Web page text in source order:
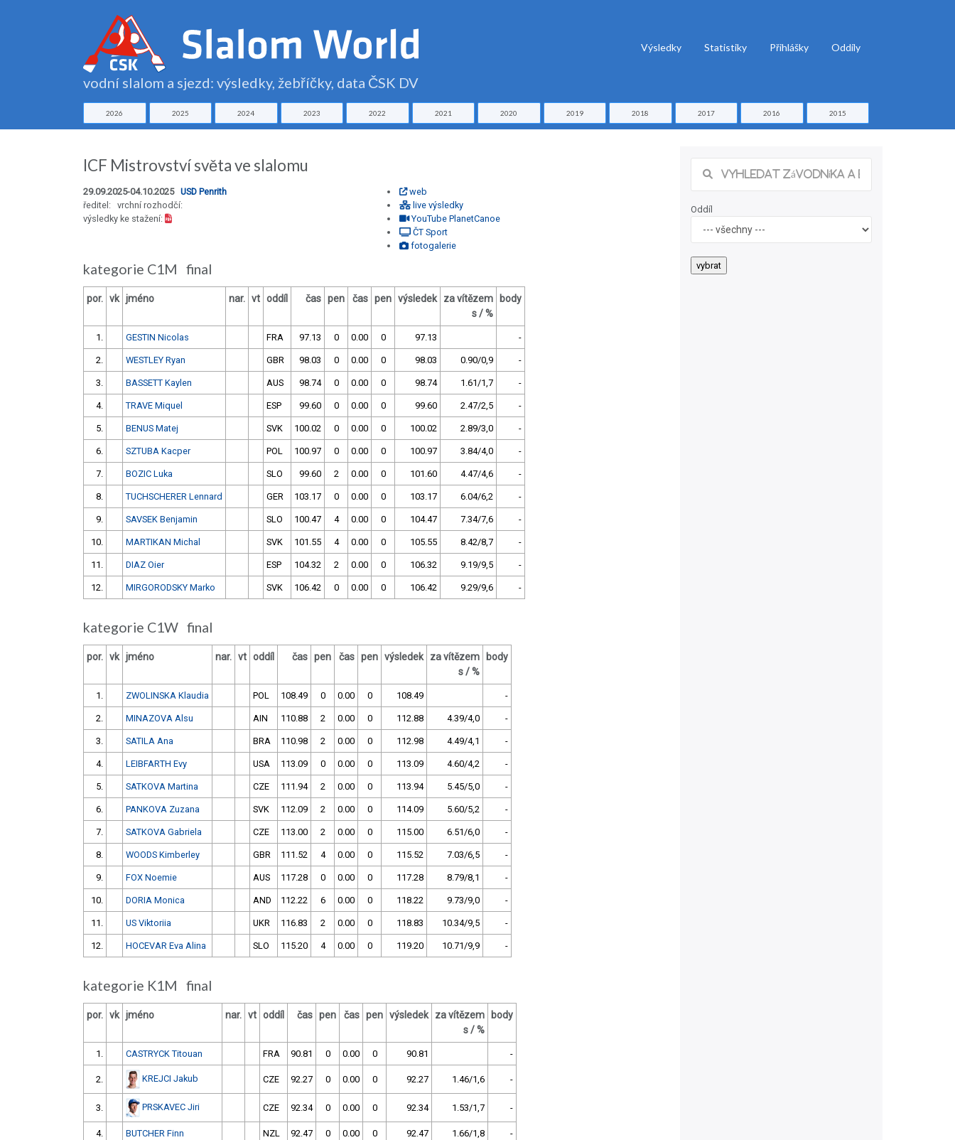
vodní slalom a sjezd: výsledky, žebříčky, data ČSK DV
Výsledky Statistiky Přihlášky Oddíly
2026 2025 2024 2023 2022 2021 2020 2019 2018 2017 2016 2015
ICF Mistrovství světa ve slalomu
29.09.2025-04.10.2025 USD Penrith
ředitel: vrchní rozhodčí:
výsledky ke stažení:
web
live výsledky
YouTube PlanetCanoe
ČT Sport
fotogalerie
kategorie C1M final
por. vk jméno nar. vt oddíl čas pen čas pen výsledek
za vítězem
s / %
body
1. GESTIN Nicolas FRA 97.13 0 0.00 0 97.13 -
2. WESTLEY Ryan GBR 98.03 0 0.00 0 98.03 0.90/0,9 -
3. BASSETT Kaylen AUS 98.74 0 0.00 0 98.74 1.61/1,7 -
4. TRAVE Miquel ESP 99.60 0 0.00 0 99.60 2.47/2,5 -
5. BENUS Matej SVK 100.02 0 0.00 0 100.02 2.89/3,0 -
6. SZTUBA Kacper POL 100.97 0 0.00 0 100.97 3.84/4,0 -
7. BOZIC Luka SLO 99.60 2 0.00 0 101.60 4.47/4,6 -
8. TUCHSCHERER Lennard GER 103.17 0 0.00 0 103.17 6.04/6,2 -
9. SAVSEK Benjamin SLO 100.47 4 0.00 0 104.47 7.34/7,6 -
10. MARTIKAN Michal SVK 101.55 4 0.00 0 105.55 8.42/8,7 -
11. DIAZ Oier ESP 104.32 2 0.00 0 106.32 9.19/9,5 -
12. MIRGORODSKY Marko SVK 106.42 0 0.00 0 106.42 9.29/9,6 -
kategorie C1W final
por. vk jméno nar. vt oddíl čas pen čas pen výsledek
za vítězem
s / %
body
1. ZWOLINSKA Klaudia POL 108.49 0 0.00 0 108.49 -
2. MINAZOVA Alsu AIN 110.88 2 0.00 0 112.88 4.39/4,0 -
3. SATILA Ana BRA 110.98 2 0.00 0 112.98 4.49/4,1 -
4. LEIBFARTH Evy USA 113.09 0 0.00 0 113.09 4.60/4,2 -
5. SATKOVA Martina CZE 111.94 2 0.00 0 113.94 5.45/5,0 -
6. PANKOVA Zuzana SVK 112.09 2 0.00 0 114.09 5.60/5,2 -
7. SATKOVA Gabriela CZE 113.00 2 0.00 0 115.00 6.51/6,0 -
8. WOODS Kimberley GBR 111.52 4 0.00 0 115.52 7.03/6,5 -
9. FOX Noemie AUS 117.28 0 0.00 0 117.28 8.79/8,1 -
10. DORIA Monica AND 112.22 6 0.00 0 118.22 9.73/9,0 -
11. US Viktoriia UKR 116.83 2 0.00 0 118.83 10.34/9,5 -
12. HOCEVAR Eva Alina SLO 115.20 4 0.00 0 119.20 10.71/9,9 -
kategorie K1M final
por. vk jméno nar. vt oddíl čas pen čas pen výsledek
za vítězem
s / %
body
1. CASTRYCK Titouan FRA 90.81 0 0.00 0 90.81 -
2. KREJCI Jakub CZE 92.27 0 0.00 0 92.27 1.46/1,6 -
3. PRSKAVEC Jiri CZE 92.34 0 0.00 0 92.34 1.53/1,7 -
4. BUTCHER Finn NZL 92.47 0 0.00 0 92.47 1.66/1,8 -
Oddíl